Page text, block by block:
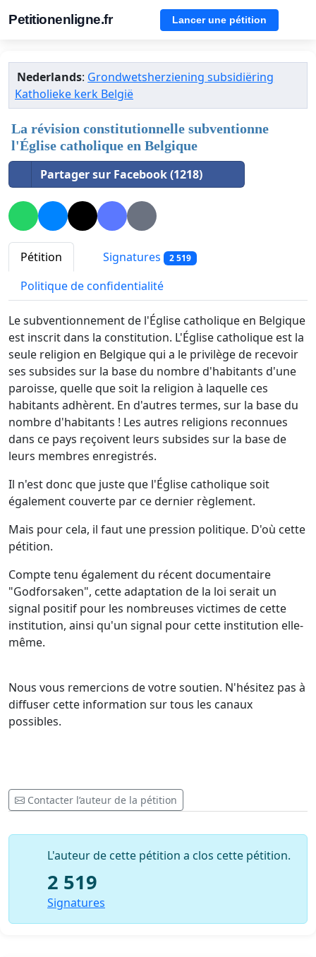
Petitionenligne.fr Lancer une pétition
Nederlands: Grondwetsherziening subsidiëring
Katholieke kerk België
La révision constitutionnelle subventionne
l'Église catholique en Belgique
Partager sur Facebook (1218)
Pétition Signatures 2 519
Politique de confidentialité
Le subventionnement de l'Église catholique en Belgique
est inscrit dans la constitution. L'Église catholique est la
seule religion en Belgique qui a le privilège de recevoir
ses subsides sur la base du nombre d'habitants d'une
paroisse, quelle que soit la religion à laquelle ces
habitants adhèrent. En d'autres termes, sur la base du
nombre d'habitants ! Les autres religions reconnues
dans ce pays reçoivent leurs subsides sur la base de
leurs membres enregistrés.
Il n'est donc que juste que l'Église catholique soit
également couverte par ce dernier règlement.
Mais pour cela, il faut une pression politique. D'où cette
pétition.
Compte tenu également du récent documentaire
"Godforsaken", cette adaptation de la loi serait un
signal positif pour les nombreuses victimes de cette
institution, ainsi qu'un signal pour cette institution elle-
même.
Nous vous remercions de votre soutien. N'hésitez pas à
diffuser cette information sur tous les canaux
possibles.
Contacter l’auteur de la pétition
L'auteur de cette pétition a clos cette pétition.
2 519
Signatures